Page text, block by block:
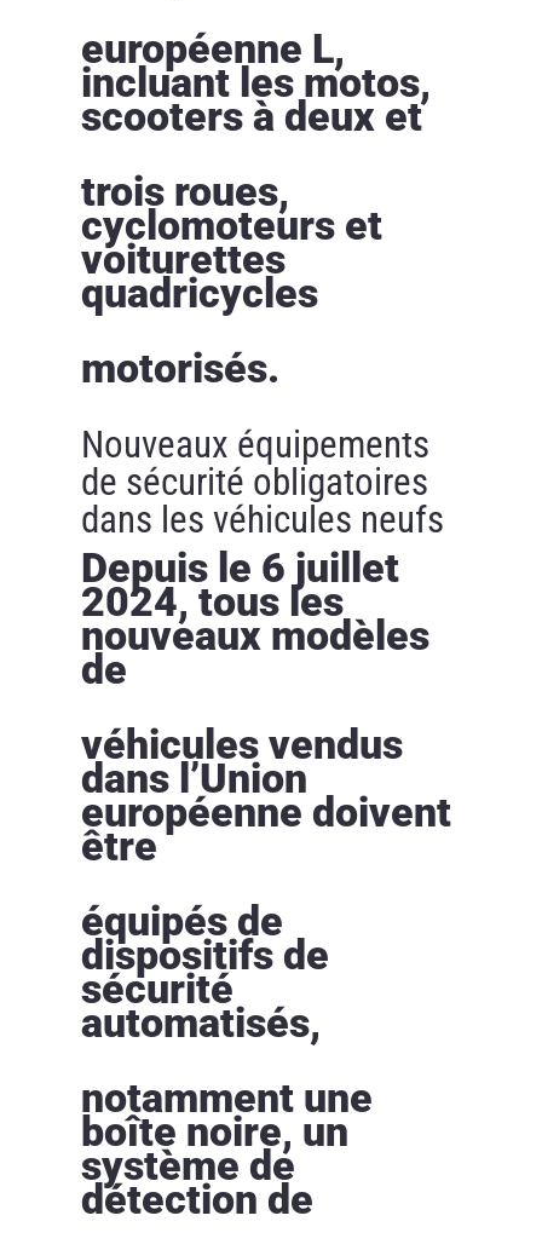
européenne L,
incluant les motos,
scooters à deux et
trois roues,
cyclomoteurs et
voiturettes
quadricycles
motorisés.
Nouveaux équipements
de sécurité obligatoires
dans les véhicules neufs
Depuis le 6 juillet
2024, tous les
nouveaux modèles
de
véhicules vendus
dans l’Union
européenne doivent
être
équipés de
dispositifs de
sécurité
automatisés,
notamment une
boîte noire, un
système de
détection de